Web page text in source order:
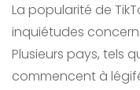
La popularité de
inquiétudes
Plusieurs pays, tels
commencent à